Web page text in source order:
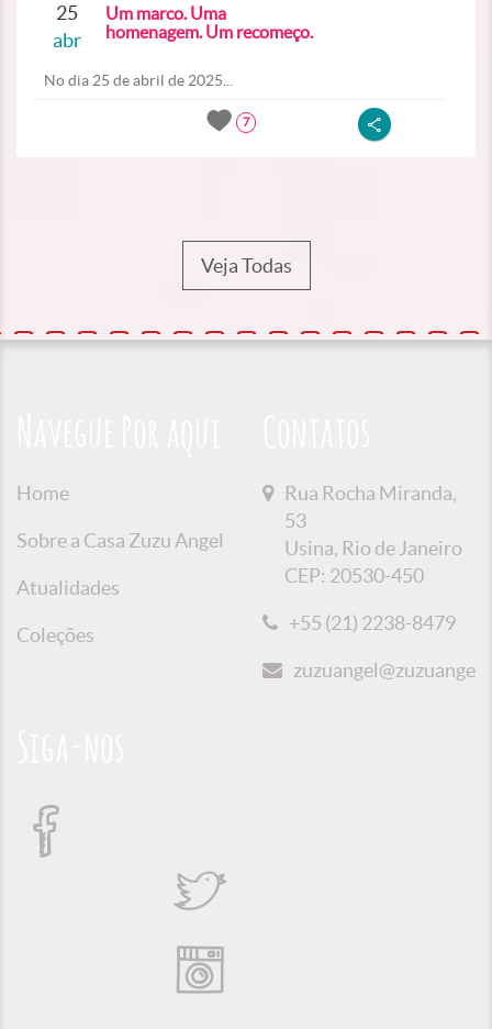
25
abr
Um marco. Uma
homenagem. Um recomeço.
No dia 25 de abril de 2025...
7
Veja Todas
Home
Sobre a Casa Zuzu Angel
Atualidades
Coleções
Rua Rocha Miranda,
53
Usina, Rio de Janeiro
CEP: 20530-450
+55 (21) 2238-8479